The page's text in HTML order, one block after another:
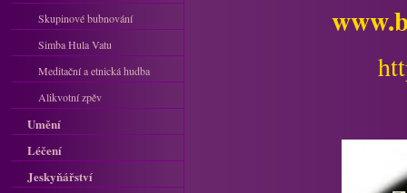
Skupinové bubnování
Simba Hula Vatu
Meditační a etnická hudba
Alikvotní zpěv
Umění
Léčení
Jeskyňářství